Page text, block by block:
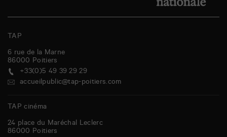
TAP
6 rue de la Marne
86000 Poitiers
+33(0)5 49 39 29 29
accueilpublic@tap-poitiers.com
TAP cinéma
24 place du Maréchal Leclerc
86000 Poitiers